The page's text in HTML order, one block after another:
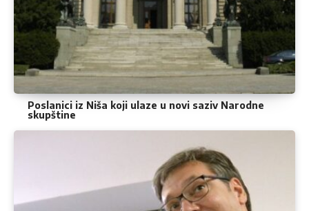
Poslanici iz Niša koji ulaze u novi saziv Narodne
skupštine